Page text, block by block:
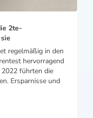
2te-
regelmäßig in den
hervorragend
2022 führten die
Ersparnisse und